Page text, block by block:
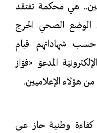
هي محكمة تفتقد
الوضع الصحي الحرج
حسب شهاداتهم قيام
المدعوّ «فوّاز
هؤلاء الإعلاميين.
وطنية حاز على